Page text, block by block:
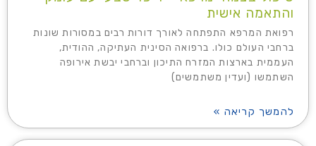
והתאמה אישית
רפואת המרפא התפתחה לאורך דורות רבים במסורות שונות
ברחבי העולם כולו. ברפואה הסינית העתיקה, ההודית,
העממית בארצות המזרח התיכון וברחבי יבשת אירופה
השתמשו (ועדין משתמשים)
להמשך קריאה »